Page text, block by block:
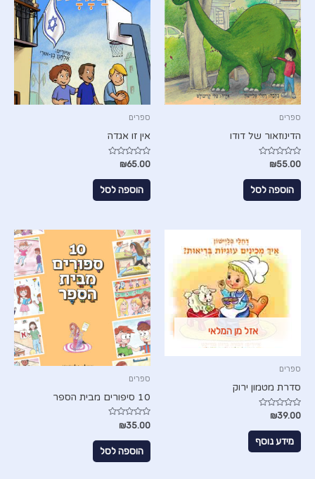
ספרים
הדינוזאור של דודו
דורג
0
מתוך
₪55.00
הוספה לסל
ספרים
אין זו אגדה
דורג
0
מתוך
₪65.00
הוספה לסל
אזל מן המלאי
ספרים
סדרת מטמון ירוק
דורג
מתוך
₪39.00
מידע נוסף
ספרים
10 סיפורים מבית הספר
דורג
0
מתוך
₪35.00
הוספה לסל